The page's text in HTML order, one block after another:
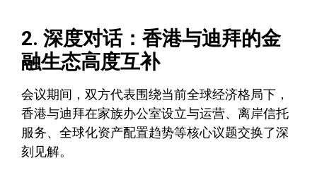
2. 深度对话：香港与迪拜的金
融生态高度互补
会议期间，双方代表围绕当前全球经济格局下，
香港与迪拜在家族办公室设立与运营、离岸信托
服务、全球化资产配置趋势等核心议题交换了深
刻见解。